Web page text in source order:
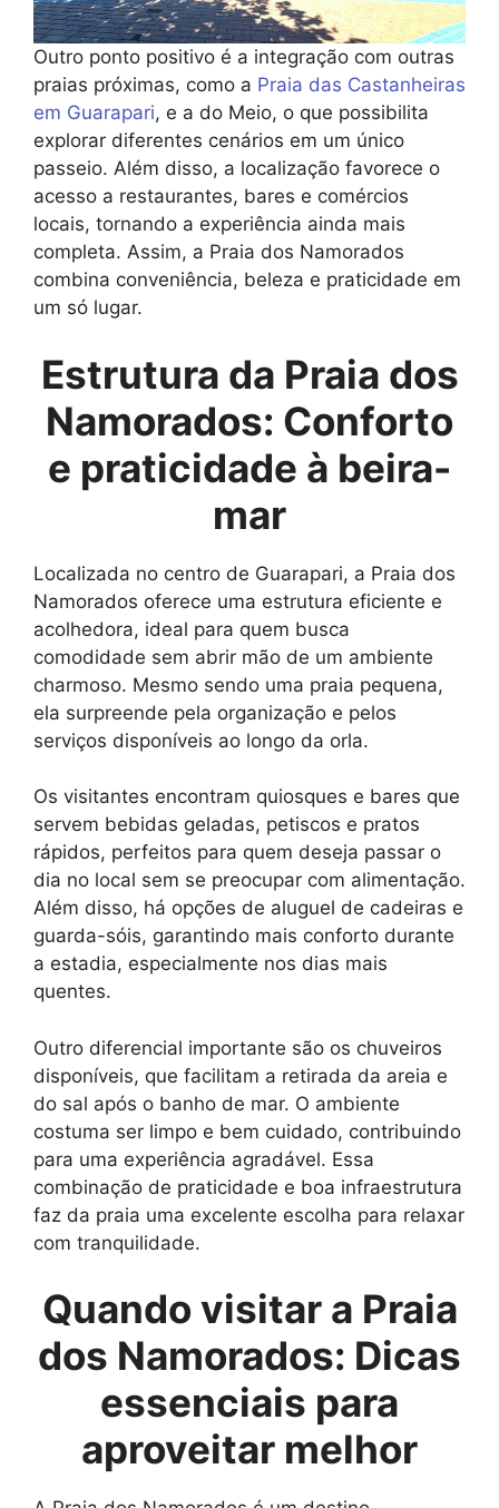
Outro ponto positivo é a integração com outras
praias próximas, como a Praia das Castanheiras
em Guarapari, e a do Meio, o que possibilita
explorar diferentes cenários em um único
passeio. Além disso, a localização favorece o
acesso a restaurantes, bares e comércios
locais, tornando a experiência ainda mais
completa. Assim, a Praia dos Namorados
combina conveniência, beleza e praticidade em
um só lugar.
Estrutura da Praia dos
Namorados: Conforto
e praticidade à beira-
mar
Localizada no centro de Guarapari, a Praia dos
Namorados oferece uma estrutura eficiente e
acolhedora, ideal para quem busca
comodidade sem abrir mão de um ambiente
charmoso. Mesmo sendo uma praia pequena,
ela surpreende pela organização e pelos
serviços disponíveis ao longo da orla.
Os visitantes encontram quiosques e bares que
servem bebidas geladas, petiscos e pratos
rápidos, perfeitos para quem deseja passar o
dia no local sem se preocupar com alimentação.
Além disso, há opções de aluguel de cadeiras e
guarda-sóis, garantindo mais conforto durante
a estadia, especialmente nos dias mais
quentes.
Outro diferencial importante são os chuveiros
disponíveis, que facilitam a retirada da areia e
do sal após o banho de mar. O ambiente
costuma ser limpo e bem cuidado, contribuindo
para uma experiência agradável. Essa
combinação de praticidade e boa infraestrutura
faz da praia uma excelente escolha para relaxar
com tranquilidade.
Quando visitar a Praia
dos Namorados: Dicas
essenciais para
aproveitar melhor